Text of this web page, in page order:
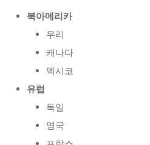
북아메리카
우리
캐나다
멕시코
유럽
독일
영국